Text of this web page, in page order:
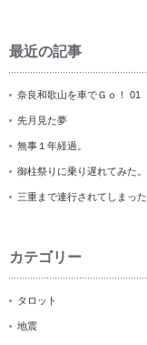
最近の記事
奈良和歌山を車でＧｏ！ 01
先月見た夢
無事１年経過。
御柱祭りに乗り遅れてみた。
三重まで連行されてしまっ
カテゴリー
タロット
地震